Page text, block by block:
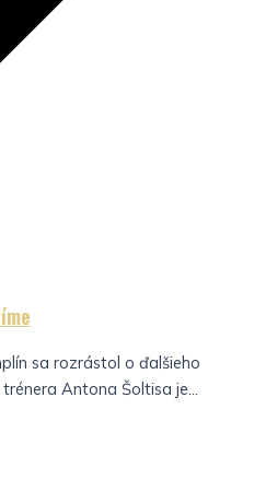
sa rozrástol o ďalšieho
Antona Šoltisa je...